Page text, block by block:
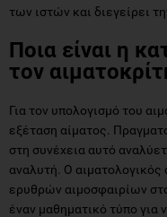
των ιστών και διεγείρει
Ποια είναι η
τον
Για τον υπολογισμό του
εξέταση αίματος.
στη συνέχεια αυτό
αναλυτή. Ο αιματολογικός
ερυθρών αιμοσφαιρίων
έναν μαθηματικό τύπο για